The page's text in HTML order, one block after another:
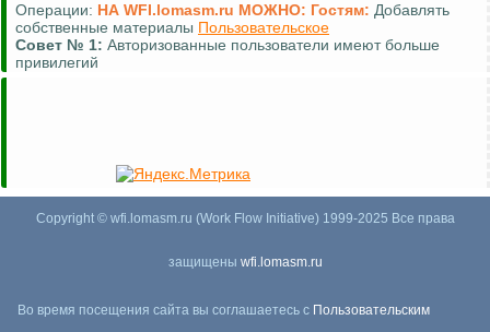
Операции: НА WFI.lomasm.ru МОЖНО: Гостям: Добавлять
собственные материалы Пользовательское
Совет № 1: Авторизованные пользователи имеют больше
привилегий
Copyright © wfi.lomasm.ru (Work Flow Initiative) 1999-2025 Все права
защищены wfi.lomasm.ru
Во время посещения сайта вы соглашаетесь с Пользовательским